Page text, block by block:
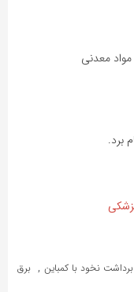
معدنی
برد.
برداشت نخود با کمباین , برق